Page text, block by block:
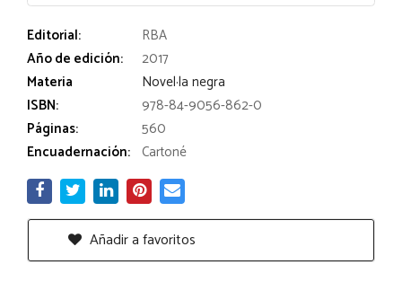
Editorial:
RBA
Año de edición:
2017
Materia
Novel·la negra
ISBN:
978-84-9056-862-0
Páginas:
560
Encuadernación: Cartoné
Añadir a favoritos